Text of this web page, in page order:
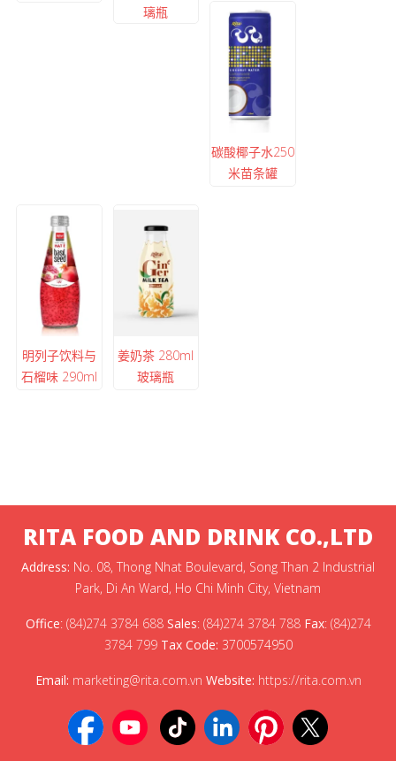
璃瓶
碳酸椰子水250
米苗条罐
明列子饮料与
石榴味 290ml
姜奶茶 280ml
玻璃瓶
RITA FOOD AND DRINK CO.,LTD
Address: No. 08, Thong Nhat Boulevard, Song Than 2 Industrial
Park, Di An Ward, Ho Chi Minh City, Vietnam
Office: (84)274 3784 688 Sales: (84)274 3784 788 Fax: (84)274
3784 799 Tax Code: 3700574950
Email: marketing@rita.com.vn Website: https://rita.com.vn